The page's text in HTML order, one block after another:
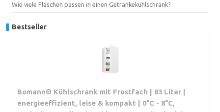
Wie viele Flaschen passen in einen Getränkekühlschrank?
Bestseller
Bomann® Kühlschrank mit Frostfach | 83 Liter |
energieeffizient, leise & kompakt | 0°C - 8°C,